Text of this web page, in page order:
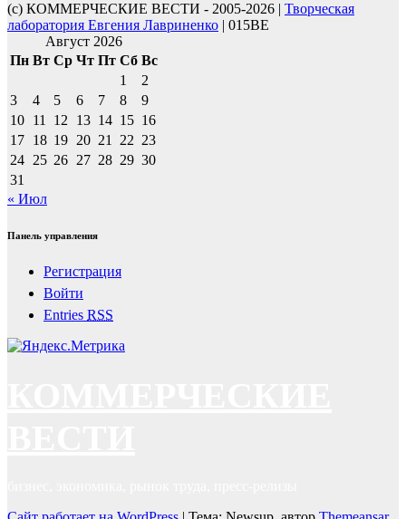
(с) КОММЕРЧЕСКИЕ ВЕСТИ - 2005-2026 | Творческая
лаборатория Евгения Лавриненко | 015BE
Август 2026
Пн Вт Ср Чт Пт Сб Вс
1
2
3
4 5 6 7 8
9
10 11 12 13 14 15 16
17 18 19 20 21 22 23
24 25 26 27 28 29 30
31
« Июл
Панель управления
Регистрация
Войти
Entries RSS